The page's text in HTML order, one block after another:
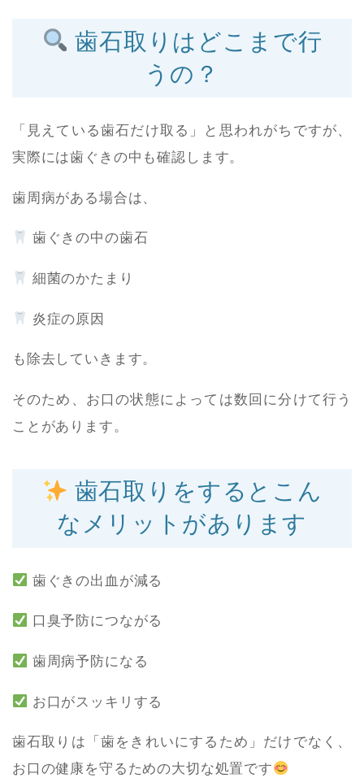
歯石取りはどこまで行
うの？
「見えている歯石だけ取る」と思われがちですが、
実際には歯ぐきの中も確認します。
歯周病がある場合は、
歯ぐきの中の歯石
細菌のかたまり
炎症の原因
も除去していきます。
そのため、お口の状態によっては数回に分けて行う
ことがあります。
歯石取りをするとこん
なメリットがあります
歯ぐきの出血が減る
口臭予防につながる
歯周病予防になる
お口がスッキリする
歯石取りは「歯をきれいにするため」だけでなく、
お口の健康を守るための大切な処置です